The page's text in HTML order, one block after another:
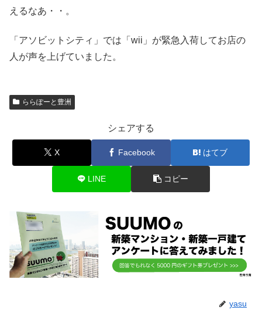
えるなあ・・。
「アソビットシティ」では「wii」が緊急入荷してお店の
人が声を上げていました。
ららぽーと豊洲
シェアする
X Facebook はてブ
LINE コピー
yasu